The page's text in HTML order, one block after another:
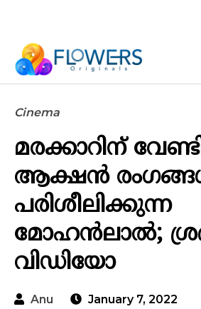
Cinema
മരക്കാറിന്
ആക്ഷൻ
പരിശീലിക്കുന്ന
മോഹൻലാൽ;
വിഡിയോ
Anu January 7, 2022